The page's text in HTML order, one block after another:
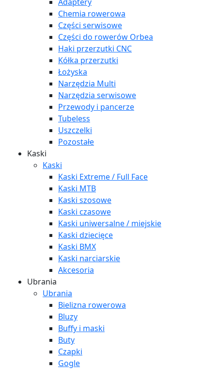
Chemia rowerowa
Części serwisowe
Części do rowerów Orbea
Haki przerzutki CNC
Kółka przerzutki
Łożyska
Narzędzia Multi
Narzędzia serwisowe
Przewody i pancerze
Tubeless
Uszczelki
Pozostałe
Kaski
Kaski
Kaski Extreme / Full Face
Kaski MTB
Kaski szosowe
Kaski czasowe
Kaski uniwersalne / miejskie
Kaski dziecięce
Kaski BMX
Kaski narciarskie
Akcesoria
Ubrania
Ubrania
Bielizna rowerowa
Bluzy
Buffy i maski
Buty
Czapki
Gogle